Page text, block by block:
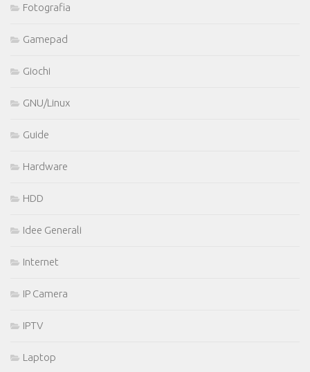
Fotografia
Gamepad
Giochi
GNU/Linux
Guide
Hardware
HDD
Idee Generali
Internet
IP Camera
IPTV
Laptop